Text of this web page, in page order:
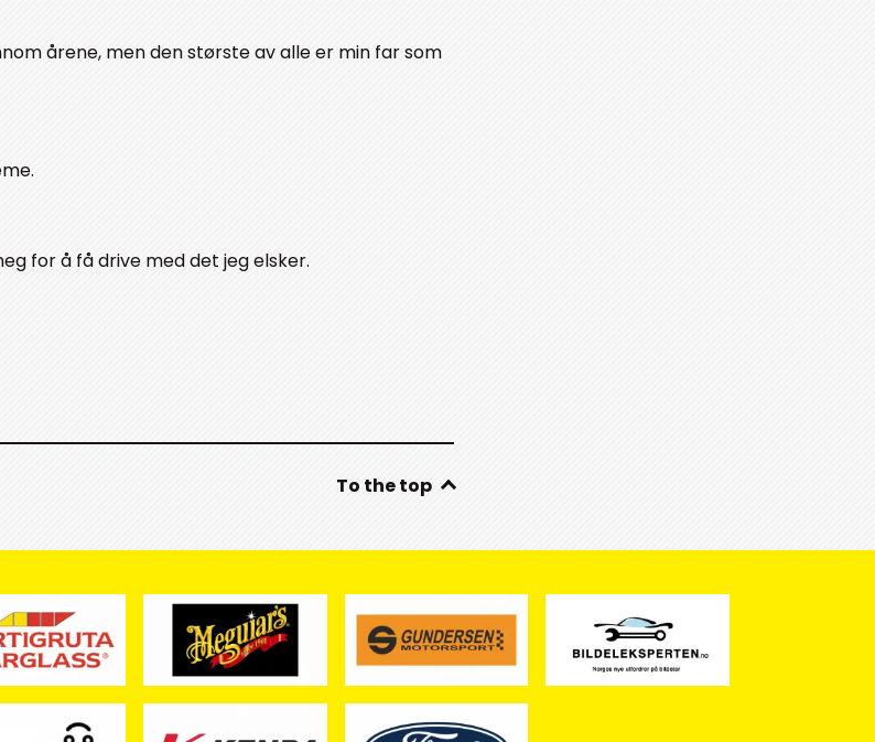
årene, men den største av alle er min far som
for å få drive med det jeg elsker.
To the top